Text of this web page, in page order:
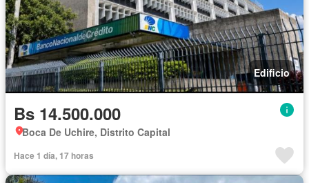
Edificio
Bs 14.500.000
Boca De Uchire, Distrito Capital
Hace 1 día, 17 horas